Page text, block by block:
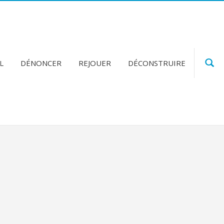
DÉNONCER REJOUER DÉCONSTRUIRE